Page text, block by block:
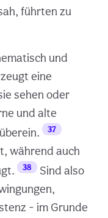
führten zu
und
eine
sehen oder
und alte
37
während auch
38
Sind also
- im Grunde